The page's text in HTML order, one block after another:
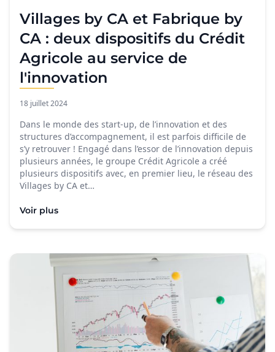
Villages by CA et Fabrique by
CA : deux dispositifs du Crédit
Agricole au service de
l'innovation
18 juillet 2024
Dans le monde des start-up, de l’innovation et des
structures d’accompagnement, il est parfois difficile de
s’y retrouver ! Engagé dans l’essor de l’innovation depuis
plusieurs années, le groupe Crédit Agricole a créé
plusieurs dispositifs avec, en premier lieu, le réseau des
Villages by CA et…
Voir plus